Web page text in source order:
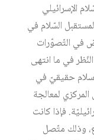
الإسرائيلي
السّلام في
في التّصوّرات
في ما انتهى
حقيقيّ في
لمعالجة
فإذا كانت
وذلك متّصل